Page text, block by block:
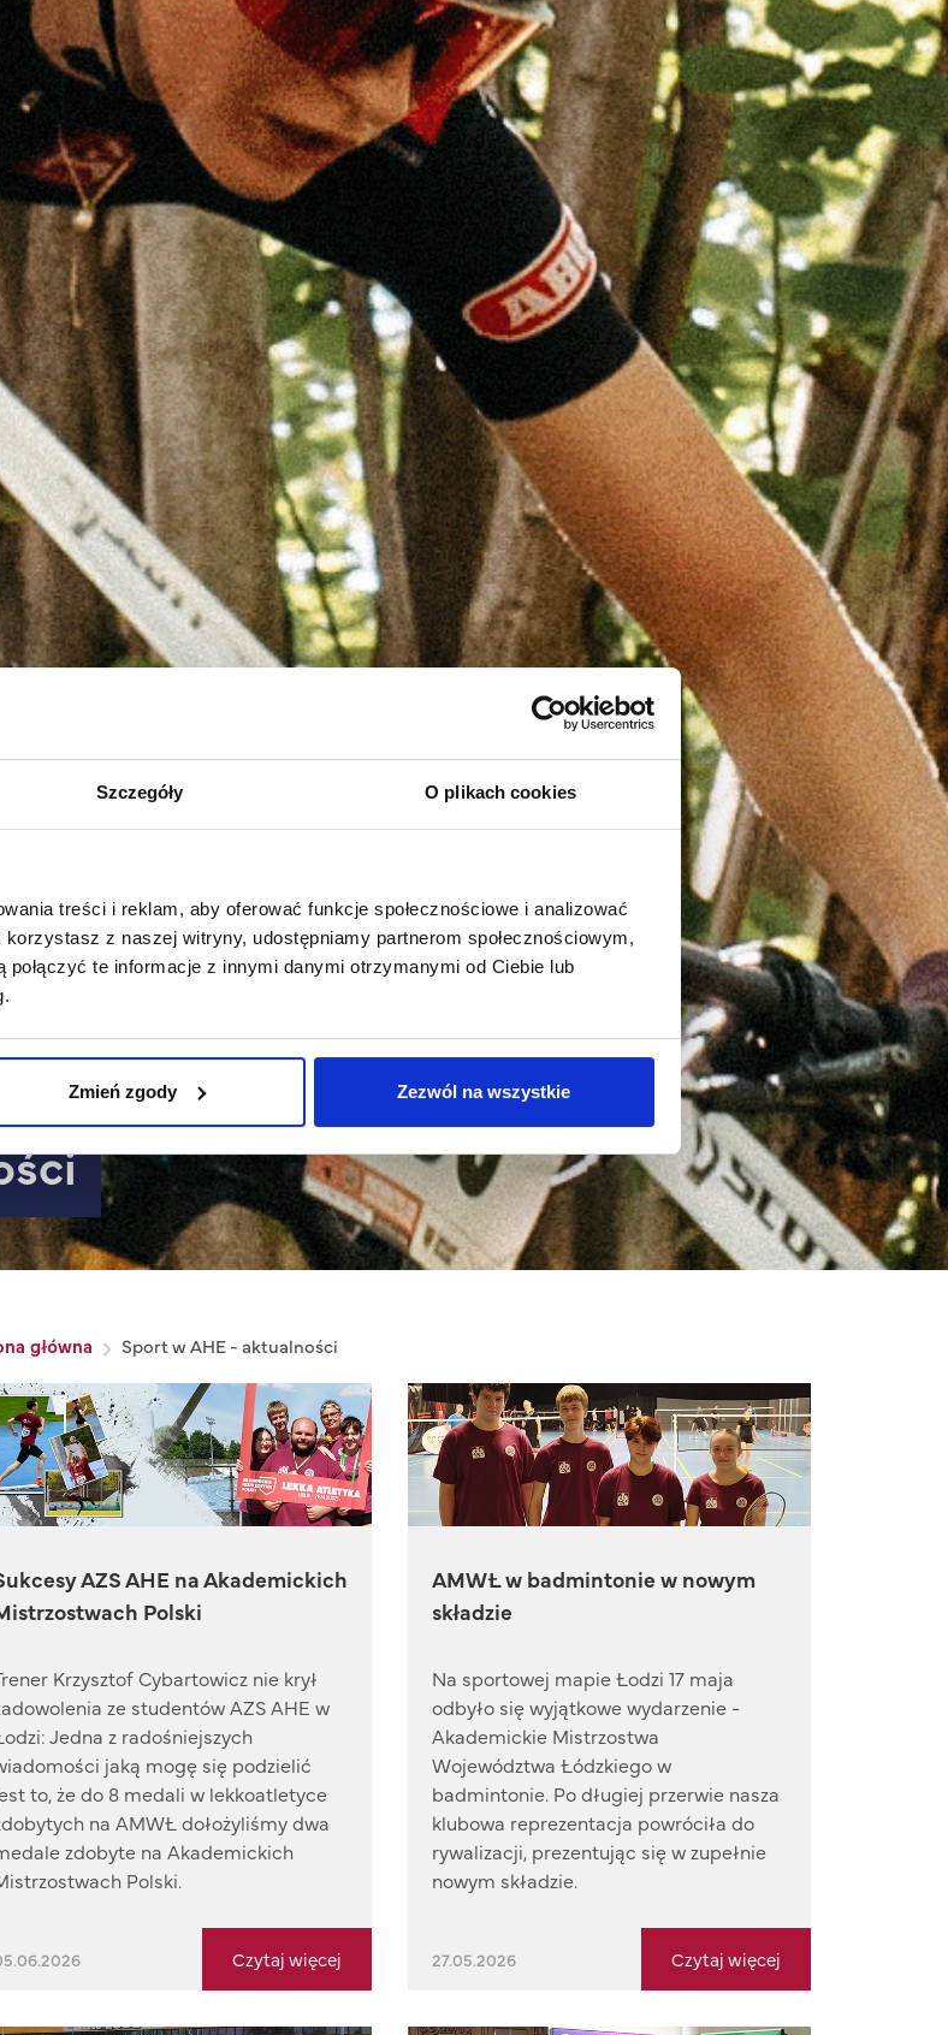
Szczegóły O plikach cookies
treści i reklam, aby oferować funkcje społecznościowe i analizować
z naszej witryny, udostępniamy partnerom społecznościowym,
te informacje z innymi danymi otrzymanymi od Ciebie lub
Zmień zgody Zezwól na wszystkie
nawigacyjna
główna Sport w AHE - aktualności
AZS AHE na Akademickich
Polski
Krzysztof Cybartowicz nie krył
ze studentów AZS AHE w
Jedna z radośniejszych
jaką mogę się podzielić
to, że do 8 medali w lekkoatletyce
na AMWŁ dołożyliśmy dwa
zdobyte na Akademickich
Polski.
Czytaj więcej
AMWŁ w badmintonie w nowym
składzie
Na sportowej mapie Łodzi 17 maja
odbyło się wyjątkowe wydarzenie -
Akademickie Mistrzostwa
Województwa Łódzkiego w
badmintonie. Po długiej przerwie nasza
klubowa reprezentacja powróciła do
rywalizacji, prezentując się w zupełnie
nowym składzie.
27.05.2026 Czytaj więcej